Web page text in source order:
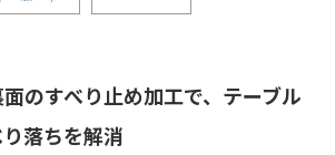
のすべり止め加工で、テーブル
落ちを解消